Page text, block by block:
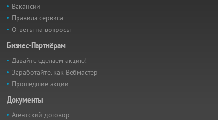
Вакансии
Правила сервиса
Ответы на вопросы
Бизнес-Партнёрам
Давайте сделаем акцию!
Заработайте, как Вебмастер
Прошедшие акции
Документы
Агентский договор